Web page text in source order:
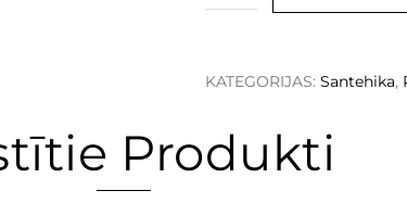
KATEGORIJAS:Santehika,
Produkti